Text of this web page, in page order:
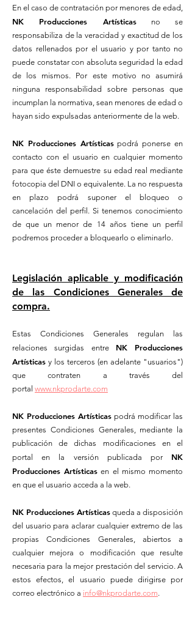
En el caso de contratación por menores de edad,
NK Producciones Artísticasno se
responsabiliza de la veracidad y exactitud de los
datos rellenados por el usuario y por tanto no
puede constatar con absoluta seguridad la edad
de los mismos. Por este motivo no asumirá
ninguna responsabilidad sobre personas que
incumplan la normativa, sean menores de edad o
hayan sido expulsadas anteriormente de la web.
NK Producciones Artísticaspodrá ponerse en
contacto con el usuario en cualquier momento
para que éste demuestre su edad real mediante
fotocopia del DNI o equivalente. La no respuesta
en plazo podrá suponer el bloqueo o
cancelación del perfil. Si tenemos conocimiento
de que un menor de 14 años tiene un perfil
podremos proceder a bloquearlo o eliminarlo.
Legislación aplicable y modificación
de las Condiciones Generales de
compra.
Estas Condiciones Generales regulan las
relaciones surgidas entre NK Producciones
Artísticas y los terceros (en adelante "usuarios")
que contraten a través del
portal www.nkprodarte.com
NK Producciones Artísticas podrá modificar las
presentes Condiciones Generales, mediante la
publicación de dichas modificaciones en el
portal en la versión publicada por NK
Producciones Artísticas en el mismo momento
en que el usuario acceda a la web.
NK Producciones Artísticas queda a disposición
del usuario para aclarar cualquier extremo de las
propias Condiciones Generales, abiertos a
cualquier mejora o modificación que resulte
necesaria para la mejor prestación del servicio. A
estos efectos, el usuario puede dirigirse por
correo electrónico a info@nkprodarte.com.